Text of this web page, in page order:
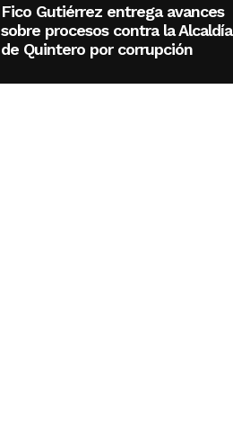
Fico Gutiérrez entrega avances
sobre procesos contra la Alcaldía
de Quintero por corrupción